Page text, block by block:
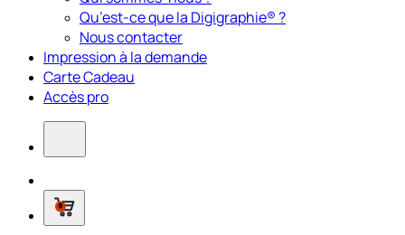
Qu’est-ce que la Digigraphie® ?
Nous contacter
Impression à la demande
Carte Cadeau
Accès pro
0